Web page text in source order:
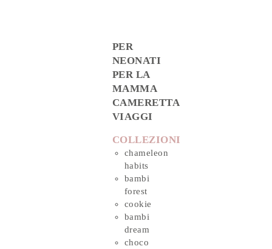
PER
NEONATI
PER LA
MAMMA
CAMERETTA
VIAGGI
COLLEZIONI
chameleon
habits
bambi
forest
cookie
bambi
dream
choco